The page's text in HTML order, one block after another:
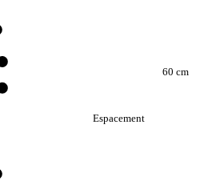
Espacement
60 cm